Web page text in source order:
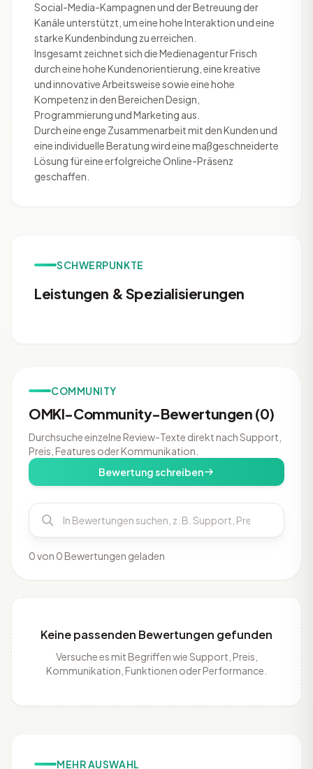
Social-Media-Kampagnen und der Betreuung der
Kanäle unterstützt, um eine hohe Interaktion und eine
starke Kundenbindung zu erreichen.
Insgesamt zeichnet sich die Medienagentur Frisch
durch eine hohe Kundenorientierung, eine kreative
und innovative Arbeitsweise sowie eine hohe
Kompetenz in den Bereichen Design,
Programmierung und Marketing aus.
Durch eine enge Zusammenarbeit mit den Kunden und
eine individuelle Beratung wird eine maßgeschneiderte
Lösung für eine erfolgreiche Online-Präsenz
geschaffen.
SCHWERPUNKTE
Leistungen & Spezialisierungen
COMMUNITY
OMKI-Community-Bewertungen (0)
Durchsuche einzelne Review-Texte direkt nach Support,
Preis, Features oder Kommunikation.
Bewertung schreiben
0 von 0 Bewertungen geladen
Keine passenden Bewertungen gefunden
Versuche es mit Begriffen wie Support, Preis,
Kommunikation, Funktionen oder Performance.
MEHR AUSWAHL